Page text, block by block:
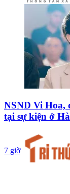
NSND Vi Hoa,
tại sự kiện ở
7 giờ